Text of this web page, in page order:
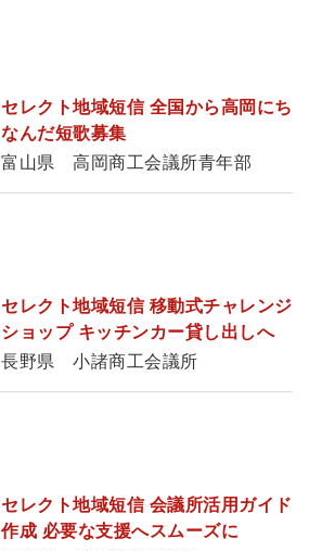
セレクト地域短信 全国から高岡にち
なんだ短歌募集
富山県 高岡商工会議所青年部
セレクト地域短信 移動式チャレンジ
ショップ キッチンカー貸し出しへ
長野県 小諸商工会議所
セレクト地域短信 会議所活用ガイド
作成 必要な支援へスムーズに